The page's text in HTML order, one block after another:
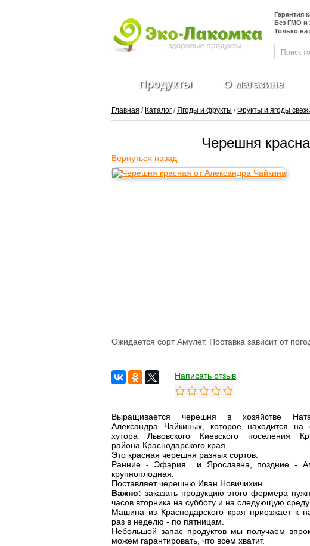
Гарантия
Без ГМО и
Только
Продукты О магазине
Главная / Каталог /Ягоды и фрукты /Фрукты и ягоды
Черешня
Вернуться назад
Ожидается сорт Амулет. Поставка зависит от
Написать отзыв
Выращивается черешня в хозяйстве
Александра Чайкиных, которое находится на
хутора Львовского Киевского поселения
района Краснодарского края.
Это красная черешня разных сортов.
Ранние - Эфария и Ярославна, поздние -
крупноплодная.
Поставляет черешню Иван Новичихин.
Важно: заказать продукцию этого фермера
часов вторника на субботу и на следующую среду.
Машина из Краснодарского края приезжает к
раз в неделю - по пятницам.
Небольшой запас продуктов мы получаем
можем гарантировать, что всем хватит.